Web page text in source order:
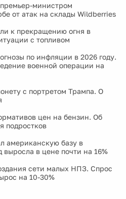
министром
от атак на склады Wildberries
к прекращению огня в
с топливом
по инфляции в 2026 году.
военной операции на
с портретом Трампа. О
цен на бензин. Об
подростков
американскую базу в
выросла в цене почти на 16%
сети малых НПЗ. Спрос
на 10-30%